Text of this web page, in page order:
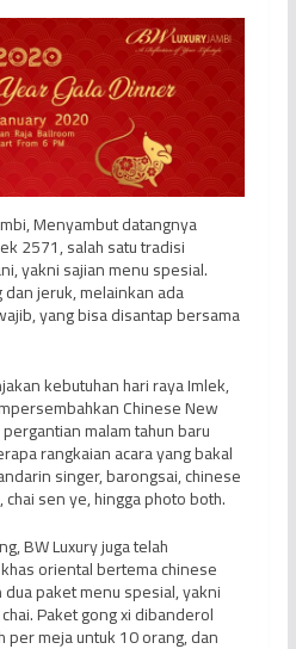
Menyambut datangnya
2571, salah satu tradisi
yakni sajian menu spesial.
jeruk, melainkan ada
yang bisa disantap bersama
kebutuhan hari raya Imlek,
Chinese New
malam tahun baru
rangkaian acara yang bakal
singer, barongsai, chinese
sen ye, hingga photo both.
BW Luxury juga telah
oriental bertema chinese
paket menu spesial, yakni
Paket gong xi dibanderol
meja untuk 10 orang, dan